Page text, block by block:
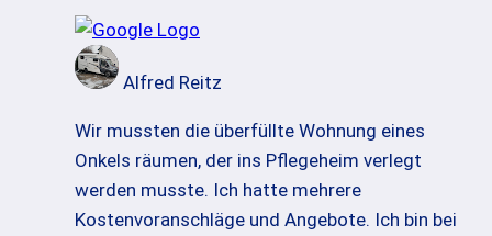
Alfred Reitz
Wir mussten die überfüllte Wohnung eines
Onkels räumen, der ins Pflegeheim verlegt
werden musste. Ich hatte mehrere
Kostenvoranschläge und Angebote. Ich bin bei